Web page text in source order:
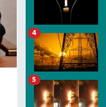
4
5